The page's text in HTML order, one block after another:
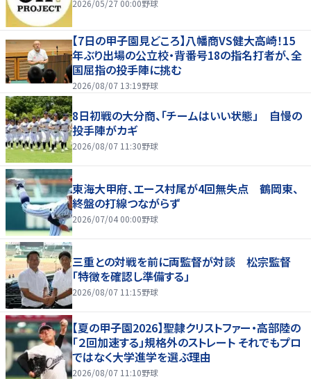
2026/05/27 00:00野球
【7日の甲子園見どころ】八幡商VS健大高崎！15
年ぶり出場の公立校・背番号18の指名打者が、全
国屈指の投手陣に挑む
2026/08/07 13:19野球
8日初戦の大分商、「チームはいい状態」 自慢の
投手陣がカギ
2026/08/07 11:30野球
東海大甲府、エース村尾が4回無失点 鶴岡東、
終盤の打線つながらず
2026/07/04 00:00野球
三重との対戦を前に両監督が対談 松宗監督
「特徴を確認し準備する」
2026/08/07 11:15野球
【夏の甲子園2026】聖隷クリストファー・高部陸の
「２回加速する」規格外のストレート それでもプロ
ではなく大学進学を選ぶ理由
2026/08/07 11:10野球